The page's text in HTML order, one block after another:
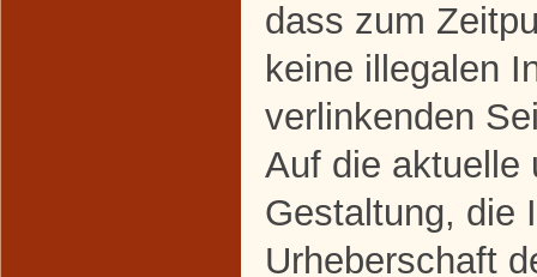
dass zum
keine illegalen
verlinkenden
Auf die aktuelle
Gestaltung, die
Urheberschaft